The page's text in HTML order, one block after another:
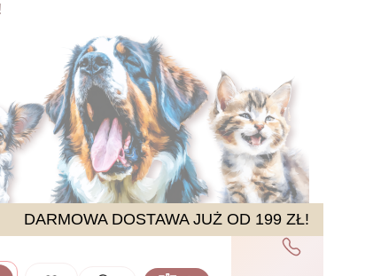
DARMOWA DOSTAWA JUŻ OD 199 ZŁ!